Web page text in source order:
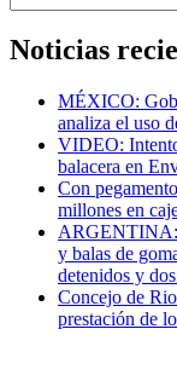
Noticias
MÉXICO:
analiza el uso
VIDEO:
balacera en
Con
millones en
ARGENTINA:
y balas de
detenidos y
Concejo de
prestación de